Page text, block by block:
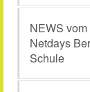
NEWS
Netdays
Schule